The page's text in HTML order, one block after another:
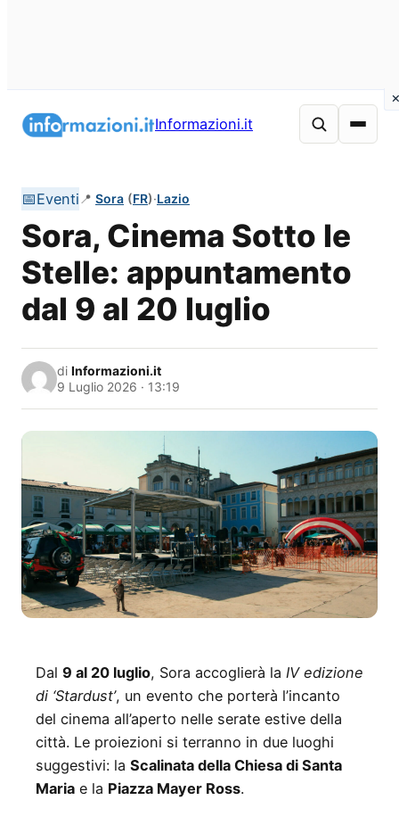
Informazioni.it
📅Eventi 📍 Sora (FR)·Lazio
Sora, Cinema Sotto le
Stelle: appuntamento
dal 9 al 20 luglio
di Informazioni.it
9 Luglio 2026 · 13:19
Dal 9 al 20 luglio, Sora accoglierà la IV edizione
di ‘Stardust’, un evento che porterà l’incanto
del cinema all’aperto nelle serate estive della
città. Le proiezioni si terranno in due luoghi
suggestivi: la Scalinata della Chiesa di Santa
Maria e la Piazza Mayer Ross.